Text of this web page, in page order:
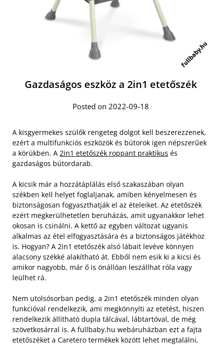
Gazdaságos eszköz a 2in1 etetőszék
Posted on 2022-09-18
A kisgyermekes szülők rengeteg dolgot kell beszerezzenek,
ezért a multifunkciós eszközök és bútorok igen népszerűek
a körükben. A 2in1 etetőszék roppant praktikus és
gazdaságos bútordarab.
A kicsik már a hozzátáplálás első szakaszában olyan
székben kell helyet foglaljanak, amiben kényelmesen és
biztonságosan fogyaszthatják el az ételeiket. Az etetőszék
ezért megkerülhetetlen beruházás, amit ugyanakkor lehet
okosan is csinálni. A kettő az egyben változat ugyanis
alkalmas az étel elfogyasztására és a biztonságos játékhoz
is. Hogyan? A 2in1 etetőszék alsó lábait levéve könnyen
alacsony székké alakítható át. Ebből nem esik ki a kicsi és
amikor nagyobb, már ő is önállóan leszállhat róla vagy
leülhet rá.
Nem utolsósorban pedig, a 2in1 etetőszék minden olyan
funkcióval rendelkezik, ami megkönnyíti az etetést, hiszen
rendelkezik állítható dupla tálcával, lábtartóval, de még
szövetkosárral is. A fullbaby.hu webáruházban ezt a fajta
etetőszéket a Caretero termékek között lehet megtalálni,